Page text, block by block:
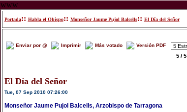
www
Portada:: Habla el Obispo:: Monseñor Jaume Pujol Balcells:: El Día del Señor
Enviar por @ Imprimir Más votado Versión PDF
5 / 5
El Día del Señor
Tue, 07 Sep 2010 07:26:00
Monseñor Jaume Pujol Balcells, Arzobispo de Tarragona